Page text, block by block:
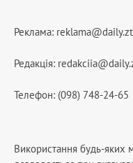
Реклама:
Редакція:
Телефон: (098) 748-24-65
Використання будь-яких